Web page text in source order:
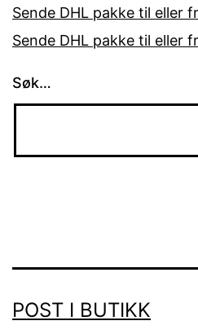
Sende DHL pakke til eller
Sende DHL pakke til eller
Søk…
POST I BUTIKK